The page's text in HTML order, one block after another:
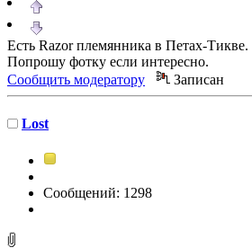
Есть Razor племянника в Петах-Тикве.
Попрошу фотку если интересно.
Сообщить модератору
Записан
Lost
Сообщений: 1298